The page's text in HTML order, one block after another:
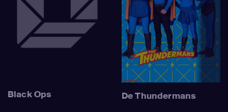
Black Ops De Thundermans